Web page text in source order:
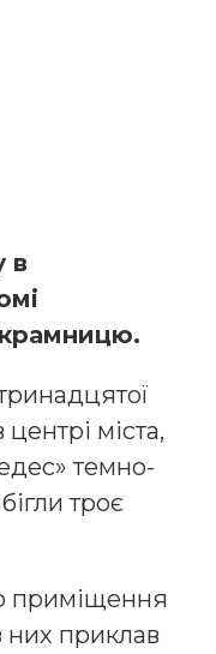
в
міста,
темно-
троє
приміщення
них приклав